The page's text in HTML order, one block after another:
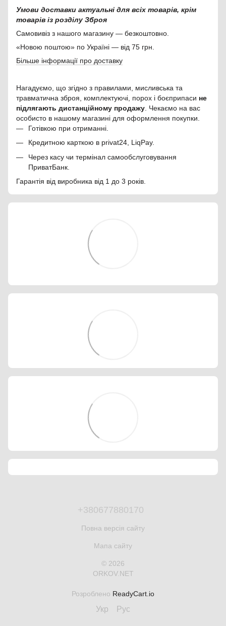
Умови доставки актуальні для всіх товарів, крім
товарів із розділу Зброя
Самовивіз з нашого магазину — безкоштовно.
«Новою поштою» по Україні — від 75 грн.
Більше інформації про доставку
Нагадуємо, що згідно з правилами, мисливська та
травматична зброя, комплектуючі, порох і боєприпаси не
підлягають дистанційному продажу . Чекаємо на вас
особисто в нашому магазині для оформлення покупки.
Готівкою при отриманні.
Кредитною карткою в privat24, LiqPay.
Через касу чи термінал самообслуговування
ПриватБанк.
Гарантія від виробника від 1 до 3 років.
+380677880170
Повна версія сайту
Мапа сайту
© 2026
ORKOV.NET
Розроблено ReadyCart.io
Укр Рус